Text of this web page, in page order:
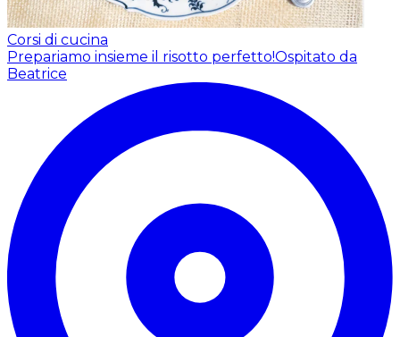
Corsi di cucina
Prepariamo insieme il risotto perfetto!Ospitato da
Beatrice